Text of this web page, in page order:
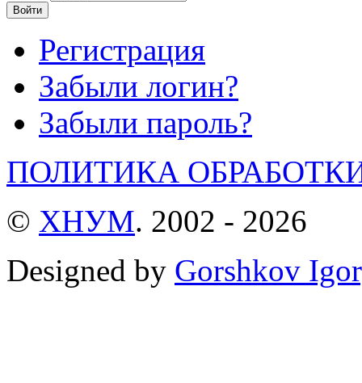
Войти
Регистрация
Забыли логин?
Забыли пароль?
ПОЛИТИКА
© ХНУМ. 2002 - 2026
Designed by Gorshkov Igor